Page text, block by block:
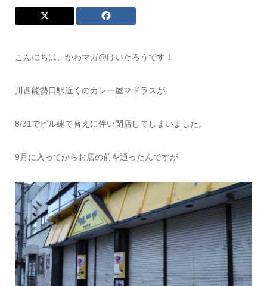
こんにちは、かわマガ@けいたろうです！
川西能勢口駅近くのカレー屋マドラスが
8/31でビル建て替えに伴い閉店してしまいました。
9月に入ってからお店の前を通ったんですが